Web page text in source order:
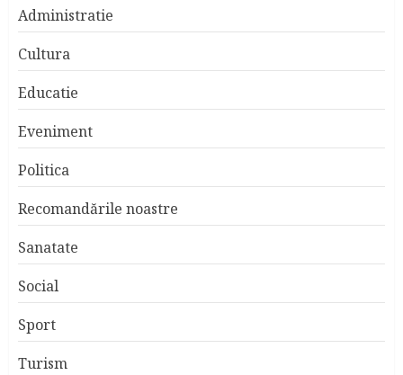
Administratie
Cultura
Educatie
Eveniment
Politica
Recomandările noastre
Sanatate
Social
Sport
Turism